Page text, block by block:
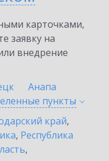
карточками,
заявку на
внедрение
Анапа
пункты
край,
, Республика
,